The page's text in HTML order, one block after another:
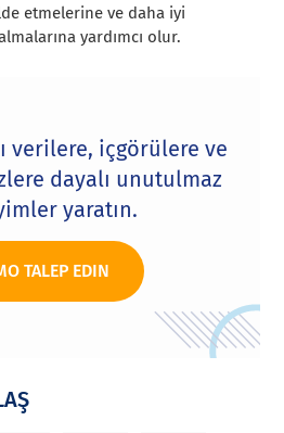
etmelerine ve daha iyi
yardımcı olur.
verilere, içgörülere ve
dayalı unutulmaz
yaratın.
TALEP EDIN